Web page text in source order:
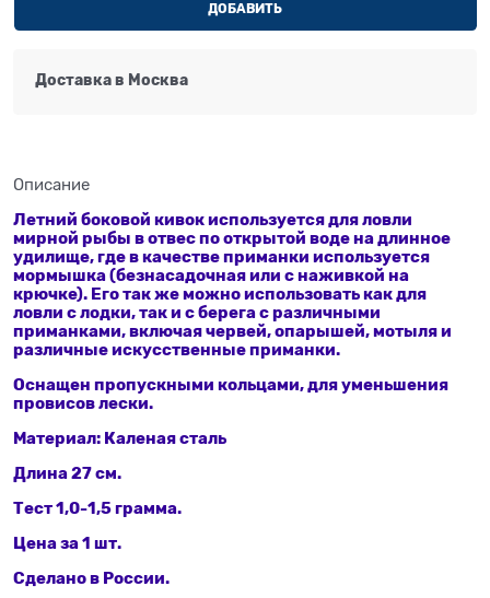
ДОБАВИТЬ
Доставка в Москва
Описание
Летний боковой кивок используется для ловли
мирной рыбы в отвес по открытой воде на длинное
удилище, где в качестве приманки используется
мормышка (безнасадочная или с наживкой на
крючке). Его так же можно использовать как для
ловли с лодки, так и с берега с различными
приманками, включая червей, опарышей, мотыля и
различные искусственные приманки.
Оснащен пропускными кольцами, для уменьшения
провисов лески.
Материал: Каленая сталь
Длина 27 см.
Тест 1,0-1,5 грамма.
Цена за 1 шт.
Сделано в России.